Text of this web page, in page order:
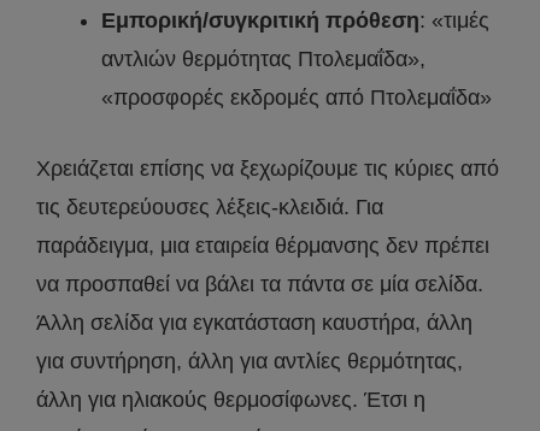
Εμπορική/συγκριτική πρόθεση: «τιμές
αντλιών θερμότητας Πτολεμαΐδα»,
«προσφορές εκδρομές από Πτολεμαΐδα»
Χρειάζεται επίσης να ξεχωρίζουμε τις κύριες από
τις δευτερεύουσες λέξεις-κλειδιά. Για
παράδειγμα, μια εταιρεία θέρμανσης δεν πρέπει
να προσπαθεί να βάλει τα πάντα σε μία σελίδα.
Άλλη σελίδα για εγκατάσταση καυστήρα, άλλη
για συντήρηση, άλλη για αντλίες θερμότητας,
άλλη για ηλιακούς θερμοσίφωνες. Έτσι η